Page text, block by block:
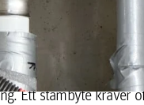
som
byts ut.
slitna eller
Ett stambyte kräver